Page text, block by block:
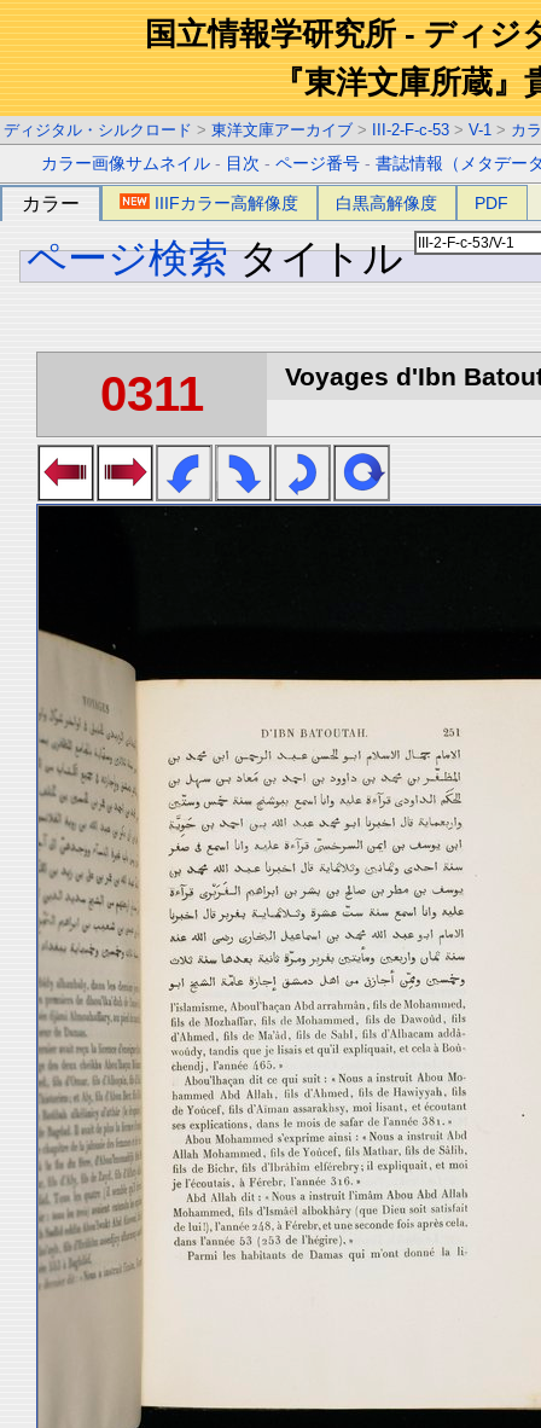
国立情報学研究所 - ディジ
『東洋文庫所蔵』
ディジタル・シルクロード > 東洋文庫アーカイブ > III-2-F-c-53 > V-1 > カ
カラー画像サムネイル - 目次 -ページ番号 -書誌情報（メタデー
カラー IIIFカラー高解像度 白黒高解像度 PDF
ページ検索 タイトル
0311 Voyages d'Ibn